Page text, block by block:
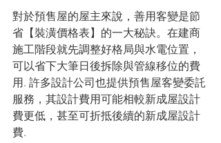
對於預售屋的屋主來說，善用客變是節
省【裝潢價格表】的一大秘訣。在建商
施工階段就先調整好格局與水電位置，
可以省下大筆日後拆除與管線移位的費
用. 許多設計公司也提供預售屋客變委託
服務，其設計費用可能相較新成屋設計
費更低，甚至可折抵後續的新成屋設計
費.